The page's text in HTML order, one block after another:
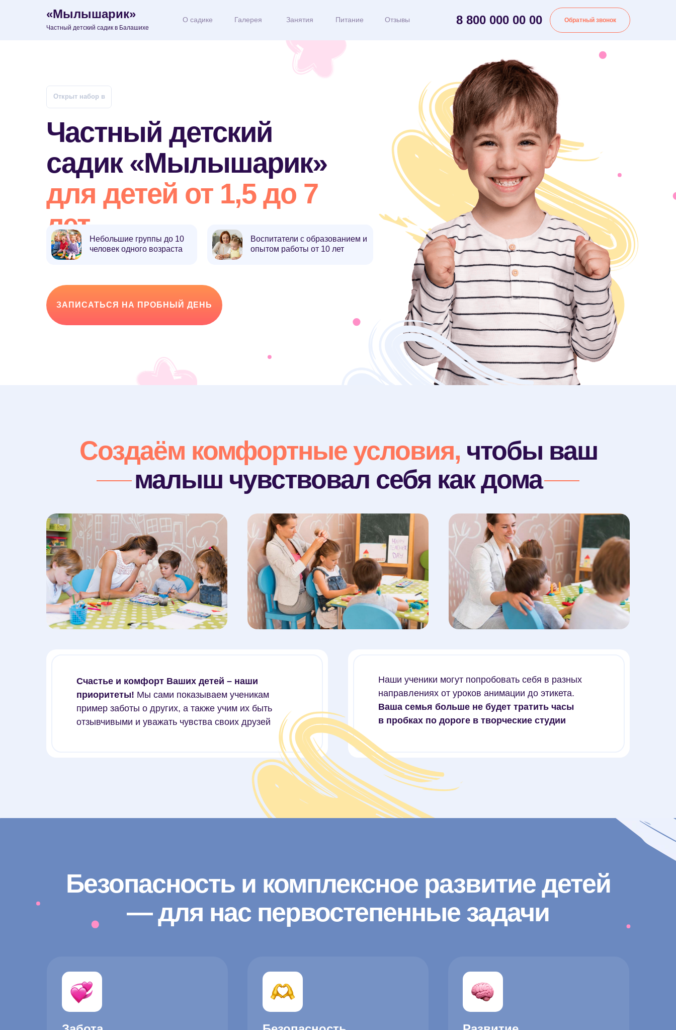
«Мылышарик» Обратный звонок
О садике Занятия Питание Отзывы
Галерея
Частный детский садик в Балашихе
8 800 000 00 00
Частный детский
садик «Мылышарик»
для детей от 1,5 до 7
летНебольшие группы до 10
человек одного возраста
Воспитатели с образованием и
опытом работы от 10 лет
Открыт набор в
ЗАПИСАТЬСЯ НА ПРОБНЫЙ ДЕНЬ
Создаём комфортные условия, чтобы ваш
малыш чувствовал себя как дома
Счастье и комфорт Ваших детей – наши
приоритеты! Мы сами показываем ученикам
пример заботы о других, а также учим их быть
отзывчивыми и уважать чувства своих друзей
Наши ученики могут попробовать себя в разных
направлениях от уроков анимации до этикета.
Ваша семья больше не будет тратить часы
в пробках по дороге в творческие студии
Безопасность и комплексное развитие детей
— для нас первостепенные задачи